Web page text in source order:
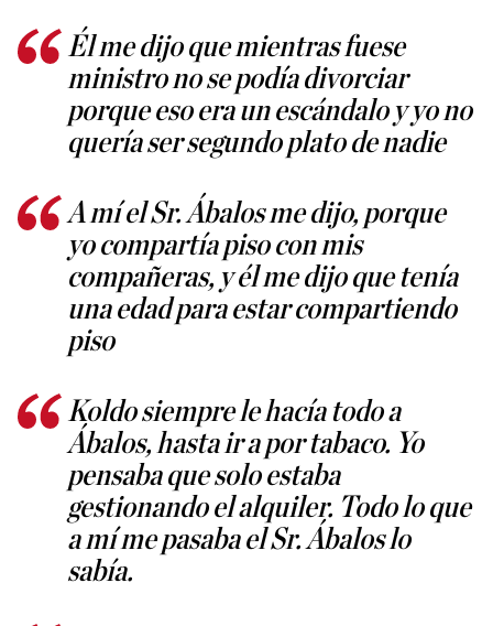
Él me dijo que mientras fuese
ministro no se podía divorciar
porque eso era un escándalo y yo no
quería ser segundo plato de nadie
A mí el Sr. Ábalos me dijo, porque
yo compartía piso con mis
compañeras, y él me dijo que tenía
una edad para estar compartiendo
piso
Koldo siempre le hacía todo a
Ábalos, hasta ir a por tabaco. Yo
pensaba que solo estaba
gestionando el alquiler. Todo lo que
a mí me pasaba el Sr. Ábalos lo
sabía.